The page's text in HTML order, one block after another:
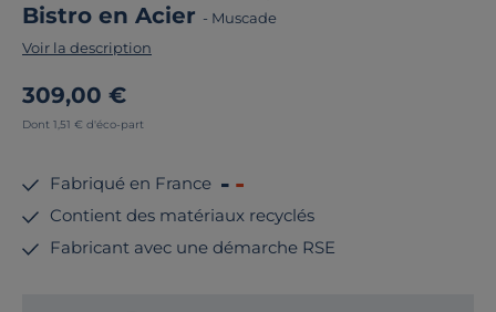
Bistro en Acier - Muscade
Voir la description
309,00 €
Dont 1,51 € d'éco-part
Fabriqué en France
Contient des matériaux recyclés
Fabricant avec une démarche RSE